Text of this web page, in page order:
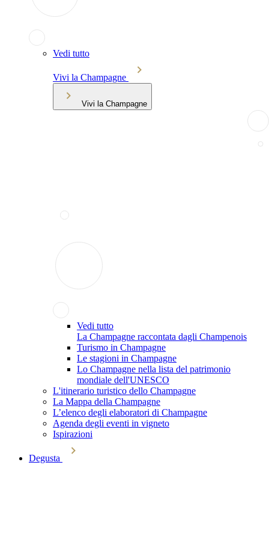
Vedi tutto
Vivi la Champagne
Vivi la Champagne
Vedi tutto
La Champagne raccontata dagli Champenois
Turismo in Champagne
Le stagioni in Champagne
Lo Champagne nella lista del patrimonio
mondiale dell'UNESCO
L'itinerario turistico dello Champagne
La Mappa della Champagne
L’elenco degli elaboratori di Champagne
Agenda degli eventi in vigneto
Ispirazioni
Degusta